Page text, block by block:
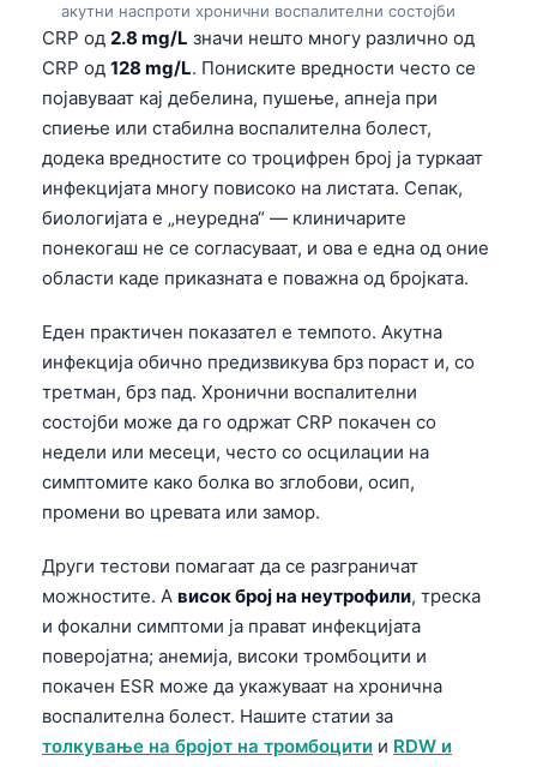
акутни наспроти хронични воспалителни состојби
CRP од 2.8 mg/L значи нешто многу различно од
CRP од 128 mg/L. Пониските вредности често се
појавуваат кај дебелина, пушење, апнеја при
спиење или стабилна воспалителна болест,
додека вредностите со троцифрен број ја туркаат
инфекцијата многу повисоко на листата. Сепак,
биологијата е „неуредна“ — клиничарите
понекогаш не се согласуваат, и ова е една од оние
области каде приказната е поважна од бројката.
Еден практичен показател е темпото. Акутна
инфекција обично предизвикува брз пораст и, со
третман, брз пад. Хронични воспалителни
состојби може да го одржат CRP покачен со
недели или месеци, често со осцилации на
симптомите како болка во зглобови, осип,
промени во цревата или замор.
Други тестови помагаат да се разграничат
можностите. A висок број на неутрофили, треска
и фокални симптоми ја прават инфекцијата
поверојатна; анемија, високи тромбоцити и
покачен ESR може да укажуваат на хронична
воспалителна болест. Нашите статии за
толкување на бројот на тромбоцити и RDW и